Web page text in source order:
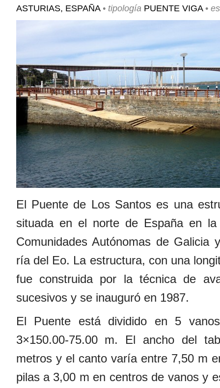
ASTURIAS, ESPAÑA • tipología PUENTE VIGA •
El Puente de Los Santos es una
situada en el norte de España en
Comunidades Autónomas de Galicia
ría del Eo. La estructura, con una
fue construida por la técnica de
sucesivos y se inauguró en 1987.
El Puente está dividido en 5
3×150.00-75.00 m. El ancho del
metros y el canto varía entre 7,50 m
pilas a 3,00 m en centros de vanos y